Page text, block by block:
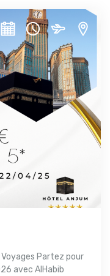
Partez pour
avec AlHabib